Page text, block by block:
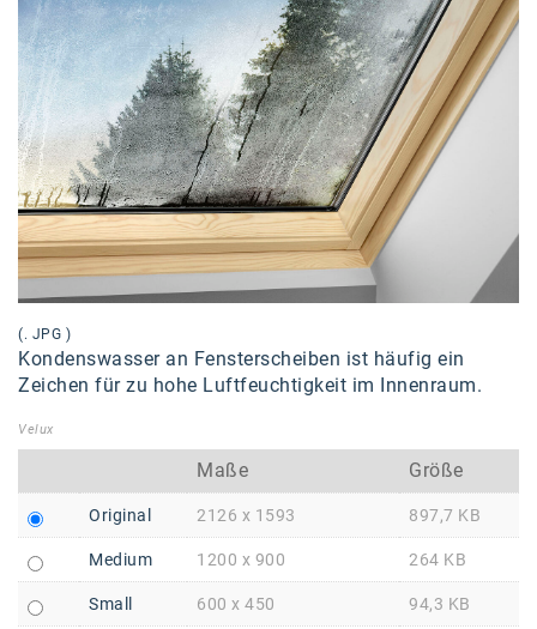
Anadi Bank
Arthur D. Little
Bake the Shape
BBDO Wien
bellaflora
Be.See.
Brandl Talos
BRP-Rotax
Bundesdenkmalamt
Calle Libre
DDB Wien
(. JPG )
Kondenswasser an Fensterscheiben ist häufig ein
Zeichen für zu hohe Luftfeuchtigkeit im Innenraum.
Velux
Maße Größe
Original 2126 x 1593 897,7 KB
Medium 1200 x 900 264 KB
Small 600 x 450 94,3 KB